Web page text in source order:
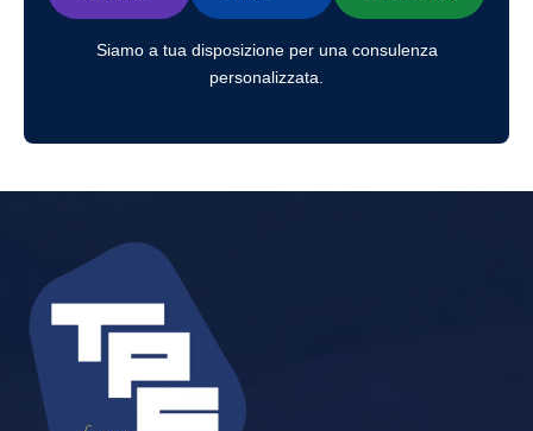
Siamo a tua disposizione per una consulenza
personalizzata.